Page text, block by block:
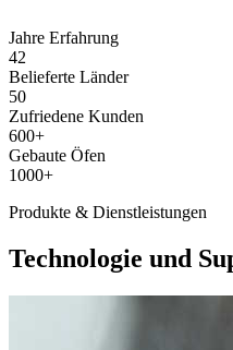
Jahre Erfahrung
42
Belieferte Länder
50
Zufriedene Kunden
600+
Gebaute Öfen
1000+
Produkte & Dienstleistungen
Technologie und